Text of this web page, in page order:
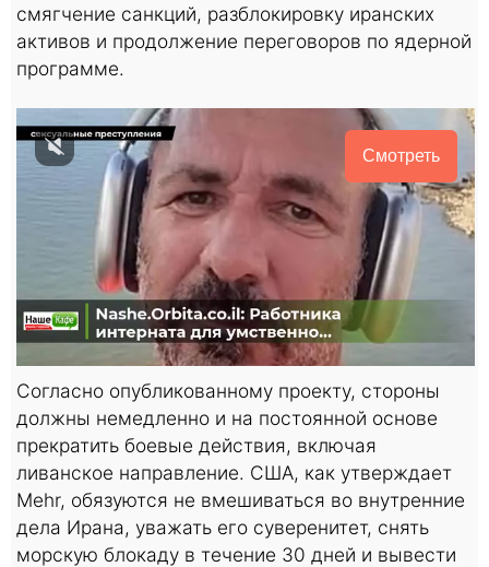
смягчение санкций, разблокировку иранских
активов и продолжение переговоров по ядерной
программе.
Смотреть
Согласно опубликованному проекту, стороны
должны немедленно и на постоянной основе
прекратить боевые действия, включая
ливанское направление. США, как утверждает
Mehr, обязуются не вмешиваться во внутренние
дела Ирана, уважать его суверенитет, снять
морскую блокаду в течение 30 дней и вывести